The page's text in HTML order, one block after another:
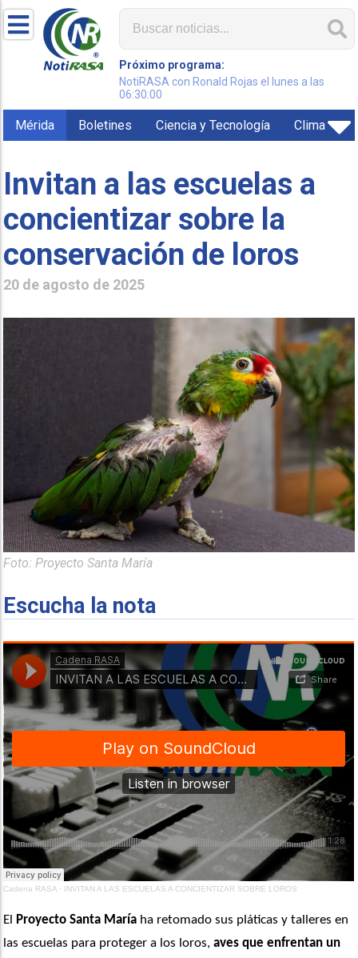
Próximo programa:
NotiRASA con Ronald Rojas el lunes a las
06:30:00
Mérida Boletines Ciencia y Tecnología Clima
Invitan a las escuelas a
concientizar sobre la
conservación de loros
20 de agosto de 2025
Foto: Proyecto Santa María
Escucha la nota
Cadena RASA · INVITAN A LAS ESCUELAS A CONCIENTIZAR SOBRE LOROS
El Proyecto Santa María ha retomado sus pláticas y talleres en
las escuelas para proteger a los loros, aves que enfrentan un